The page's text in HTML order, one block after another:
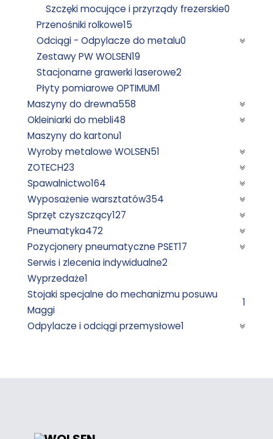
Szczęki mocujące i przyrządy frezerskie0
Przenośniki rolkowe15
Odciągi - Odpylacze do metalu0
Zestawy PW WOLSEN19
Stacjonarne grawerki laserowe2
Płyty pomiarowe OPTIMUM1
Maszyny do drewna558
Okleiniarki do mebli48
Maszyny do kartonu1
Wyroby metalowe WOLSEN51
ZOTECH23
Spawalnictwo164
Wyposażenie warsztatów354
Sprzęt czyszczący127
Pneumatyka472
Pozycjonery pneumatyczne PSET17
Serwis i zlecenia indywidualne2
Wyprzedaże1
Stojaki specjalne do mechanizmu posuwu
Maggi
1
Odpylacze i odciągi przemysłowe1